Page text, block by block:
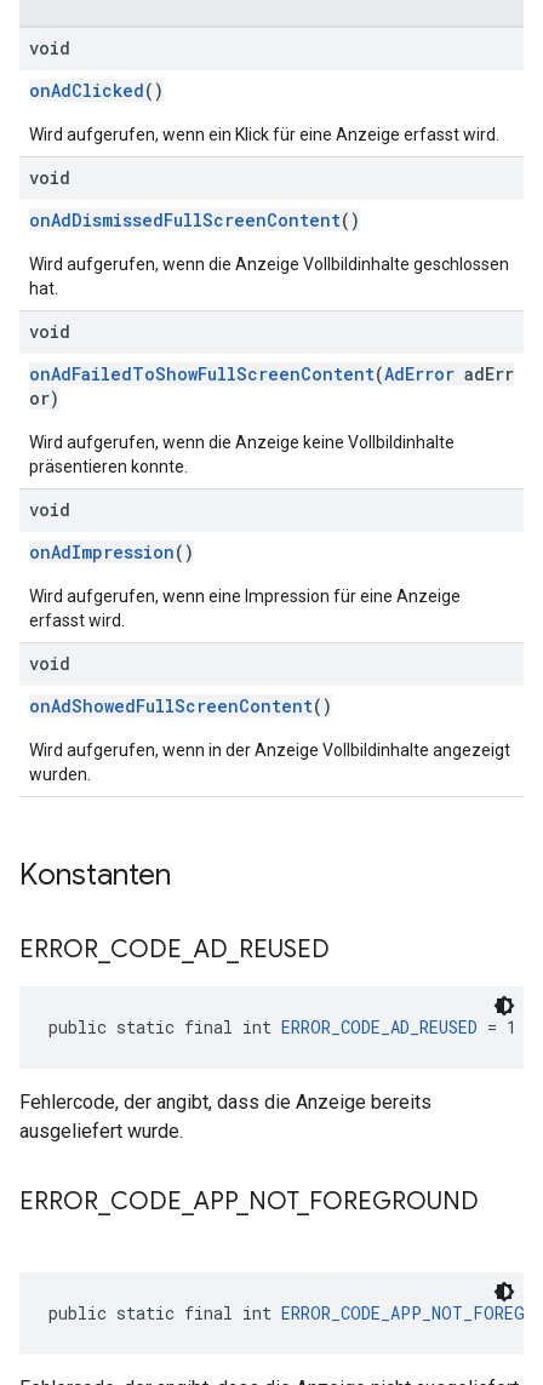
void
onAdClicked()
Wird aufgerufen, wenn ein Klick für eine Anzeige erfasst wird.
void
onAdDismissedFullScreenContent()
Wird aufgerufen, wenn die Anzeige Vollbildinhalte geschlossen
hat.
void
onAdFailedToShowFullScreenContent(AdError adErr
or)
Wird aufgerufen, wenn die Anzeige keine Vollbildinhalte
präsentieren konnte.
void
onAdImpression()
Wird aufgerufen, wenn eine Impression für eine Anzeige
erfasst wird.
void
onAdShowedFullScreenContent()
Wird aufgerufen, wenn in der Anzeige Vollbildinhalte angezeigt
wurden.
Konstanten
ERROR CODE AD REUSED
public static final int ERROR_CODE_AD_REUSED = 1
Fehlercode, der angibt, dass die Anzeige bereits
ausgeliefert wurde.
ERROR CODE APP_ NOT_ FOREGROUND
public static final int